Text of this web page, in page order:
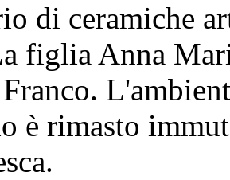
di ceramiche
figlia Anna
è rimasto